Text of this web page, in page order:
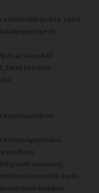
a telefonhívásokra, a kért
lejegyezése és
és az azon futó
Excel) kezelése,
kamerarendszer
biztonságtechnikai
rendszer,
rendszer),
behatolás, lopás,
történő észlelése